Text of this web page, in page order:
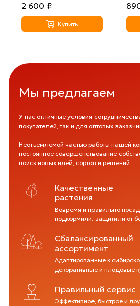
2 600 ₽
Купить
Мы предлагаем
У нас отличные условия
покупателей, так и для оптовых
Неотъемлемой частью работы нашей
постоянное совершенствование
поиск новых идей, сортов и решений.
Качественные
растения
Вовремя и правильно
подкормили, защитили от
Сбалансированный
ассортимент
Адаптированные к
декоративные и плодовые
Правильный сервис
Эффективное, быстрое и